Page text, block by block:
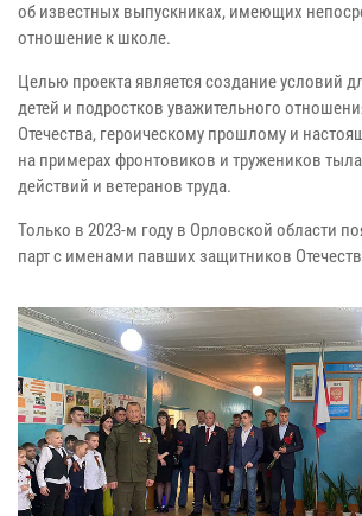
об известных выпускниках, имеющих
отношение к школе.
Целью проекта является создание условий
детей и подростков уважительного
Отечества, героическому прошлому и
на примерах фронтовиков и тружеников
действий и ветеранов труда.
Только в 2023-м году в Орловской области
парт с именами павших защитников